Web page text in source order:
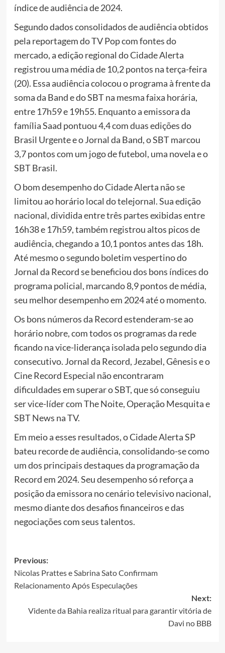
índice de audiência de 2024.
Segundo dados consolidados de audiência obtidos
pela reportagem do TV Pop com fontes do
mercado, a edição regional do Cidade Alerta
registrou uma média de 10,2 pontos na terça-feira
(20). Essa audiência colocou o programa à frente da
soma da Band e do SBT na mesma faixa horária,
entre 17h59 e 19h55. Enquanto a emissora da
família Saad pontuou 4,4 com duas edições do
Brasil Urgente e o Jornal da Band, o SBT marcou
3,7 pontos com um jogo de futebol, uma novela e o
SBT Brasil.
O bom desempenho do Cidade Alerta não se
limitou ao horário local do telejornal. Sua edição
nacional, dividida entre três partes exibidas entre
16h38 e 17h59, também registrou altos picos de
audiência, chegando a 10,1 pontos antes das 18h.
Até mesmo o segundo boletim vespertino do
Jornal da Record se beneficiou dos bons índices do
programa policial, marcando 8,9 pontos de média,
seu melhor desempenho em 2024 até o momento.
Os bons números da Record estenderam-se ao
horário nobre, com todos os programas da rede
ficando na vice-liderança isolada pelo segundo dia
consecutivo. Jornal da Record, Jezabel, Gênesis e o
Cine Record Especial não encontraram
dificuldades em superar o SBT, que só conseguiu
ser vice-líder com The Noite, Operação Mesquita e
SBT News na TV.
Em meio a esses resultados, o Cidade Alerta SP
bateu recorde de audiência, consolidando-se como
um dos principais destaques da programação da
Record em 2024. Seu desempenho só reforça a
posição da emissora no cenário televisivo nacional,
mesmo diante dos desafios financeiros e das
negociações com seus talentos.
Post
navigation
Previous:
Nicolas Prattes e Sabrina Sato Confirmam
Relacionamento Após Especulações
Next:
Vidente da Bahia realiza ritual para garantir vitória de
Davi no BBB